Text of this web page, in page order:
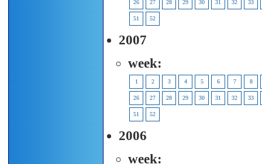
26 27 28 29 30 31 32 33
51 52
2007
week:
1 2 3 4 5 6 7 8
26 27 28 29 30 31 32 33
51 52
2006
week: